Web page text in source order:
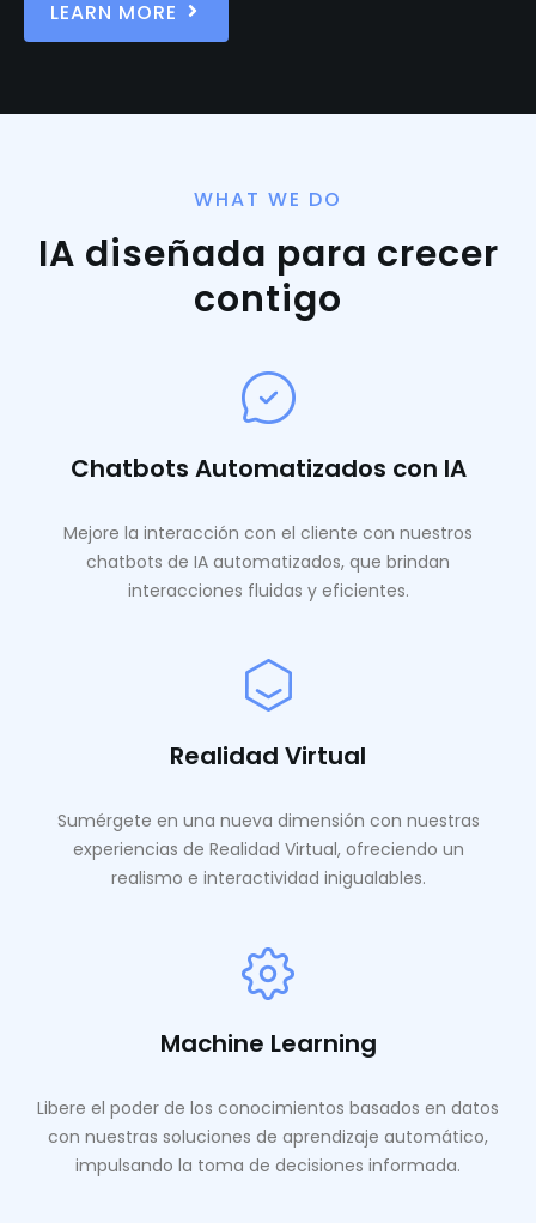
LEARN MORE
WHAT WE DO
IA diseñada para crecer
contigo
Chatbots Automatizados con IA
Mejore la interacción con el cliente con nuestros
chatbots de IA automatizados, que brindan
interacciones fluidas y eficientes.
Realidad Virtual
Sumérgete en una nueva dimensión con nuestras
experiencias de Realidad Virtual, ofreciendo un
realismo e interactividad inigualables.
Machine Learning
Libere el poder de los conocimientos basados ​​en datos
con nuestras soluciones de aprendizaje automático,
impulsando la toma de decisiones informada.